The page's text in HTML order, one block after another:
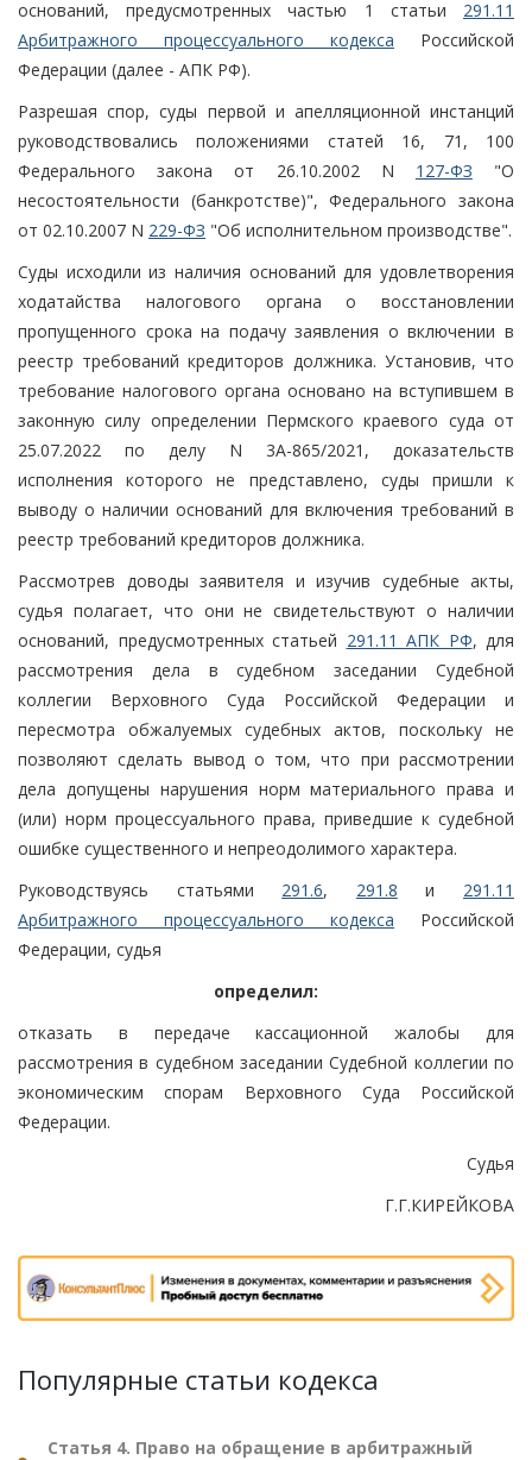
оснований, предусмотренных частью 1 статьи 291.11
Арбитражного процессуального кодекса Российской
Федерации (далее - АПК РФ).
Разрешая спор, суды первой и апелляционной инстанций
руководствовались положениями статей 16, 71, 100
Федерального закона от 26.10.2002 N 127-ФЗ "О
несостоятельности (банкротстве)", Федерального закона
от 02.10.2007 N 229-ФЗ "Об исполнительном производстве".
Суды исходили из наличия оснований для удовлетворения
ходатайства налогового органа о восстановлении
пропущенного срока на подачу заявления о включении в
реестр требований кредиторов должника. Установив, что
требование налогового органа основано на вступившем в
законную силу определении Пермского краевого суда от
25.07.2022 по делу N 3А-865/2021, доказательств
исполнения которого не представлено, суды пришли к
выводу о наличии оснований для включения требований в
реестр требований кредиторов должника.
Рассмотрев доводы заявителя и изучив судебные акты,
судья полагает, что они не свидетельствуют о наличии
оснований, предусмотренных статьей 291.11 АПК РФ, для
рассмотрения дела в судебном заседании Судебной
коллегии Верховного Суда Российской Федерации и
пересмотра обжалуемых судебных актов, поскольку не
позволяют сделать вывод о том, что при рассмотрении
дела допущены нарушения норм материального права и
(или) норм процессуального права, приведшие к судебной
ошибке существенного и непреодолимого характера.
Руководствуясь статьями 291.6, 291.8 и 291.11
Арбитражного процессуального кодекса Российской
Федерации, судья
определил:
отказать в передаче кассационной жалобы для
рассмотрения в судебном заседании Судебной коллегии по
экономическим спорам Верховного Суда Российской
Федерации.
Судья
Г.Г.КИРЕЙКОВА
Популярные статьи кодекса
Статья 4. Право на обращение в арбитражный